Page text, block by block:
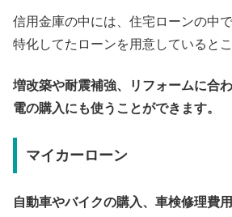
信用金庫の中には、住宅ローンの中
特化してたローンを用意していると
増改築や耐震補強、リフォームに合
電の購入にも使うことができます。
マイカーローン
自動車やバイクの購入、車検修理費